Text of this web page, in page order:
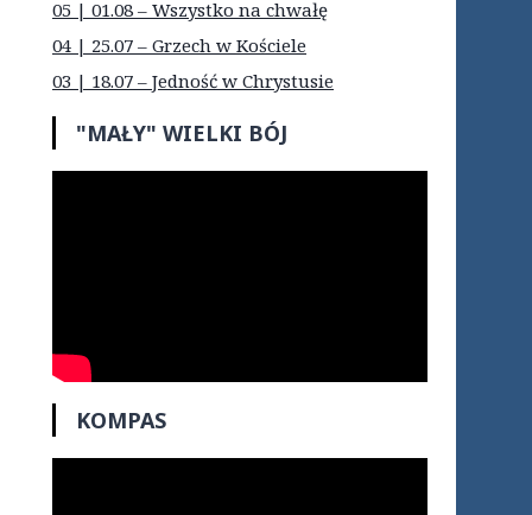
05 | 01.08 – Wszystko na chwałę
04 | 25.07 – Grzech w Kościele
03 | 18.07 – Jedność w Chrystusie
"MAŁY" WIELKI BÓJ
KOMPAS